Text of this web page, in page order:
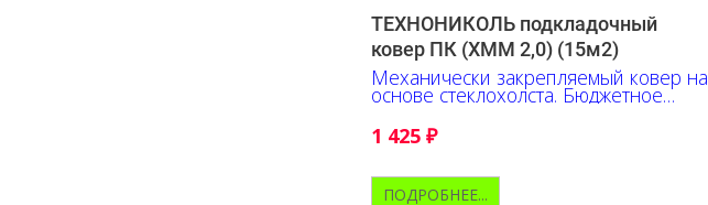
ТЕХНОНИКОЛЬ подкладочный
ковер ПК (ХММ 2,0) (15м2)
Механически закрепляемый ковер на
основе стеклохолста. Бюджетное
1 425 ₽
ПОДРОБНЕЕ...